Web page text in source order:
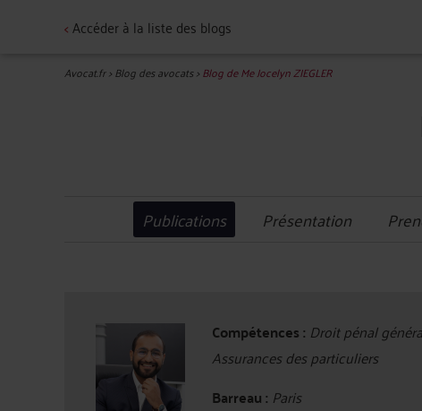
<Accéder à la liste des blogs
Avocat.fr>Blog des avocats>Blog de Me Jocelyn ZIEGLER
Publications Présentation
Compétences : Droit pénal
Assurances des particuliers
Barreau : Paris